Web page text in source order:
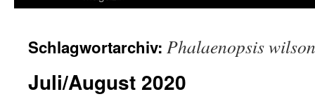
Schlagwortarchiv: Phalaenopsis
Juli/August 2020